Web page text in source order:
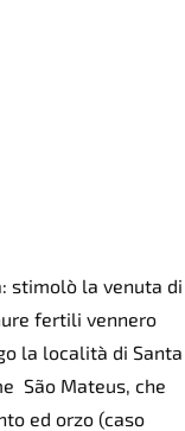
stimolò la venuta di
fertili vennero
la località di Santa
São Mateus, che
ed orzo (caso